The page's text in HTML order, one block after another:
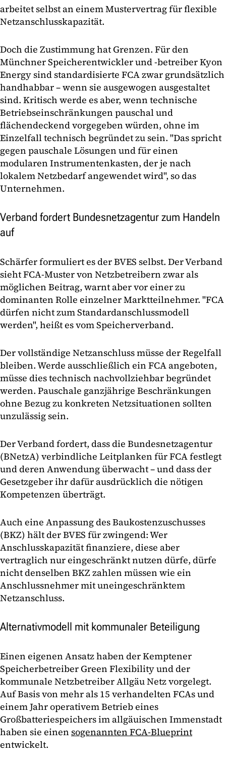
arbeitet selbst an einem Mustervertrag für flexible
Netzanschlusskapazität.
Doch die Zustimmung hat Grenzen. Für den
Münchner Speicherentwickler und -betreiber Kyon
Energy sind standardisierte FCA zwar grundsätzlich
handhabbar – wenn sie ausgewogen ausgestaltet
sind. Kritisch werde es aber, wenn technische
Betriebseinschränkungen pauschal und
flächendeckend vorgegeben würden, ohne im
Einzelfall technisch begründet zu sein. "Das spricht
gegen pauschale Lösungen und für einen
modularen Instrumentenkasten, der je nach
lokalem Netzbedarf angewendet wird", so das
Unternehmen.
Verband fordert Bundesnetzagentur zum Handeln
auf
Schärfer formuliert es der BVES selbst. Der Verband
sieht FCA-Muster von Netzbetreibern zwar als
möglichen Beitrag, warnt aber vor einer zu
dominanten Rolle einzelner Marktteilnehmer. "FCA
dürfen nicht zum Standardanschlussmodell
werden", heißt es vom Speicherverband.
Der vollständige Netzanschluss müsse der Regelfall
bleiben. Werde ausschließlich ein FCA angeboten,
müsse dies technisch nachvollziehbar begründet
werden. Pauschale ganzjährige Beschränkungen
ohne Bezug zu konkreten Netzsituationen sollten
unzulässig sein.
Der Verband fordert, dass die Bundesnetzagentur
(BNetzA) verbindliche Leitplanken für FCA festlegt
und deren Anwendung überwacht – und dass der
Gesetzgeber ihr dafür ausdrücklich die nötigen
Kompetenzen überträgt.
Auch eine Anpassung des Baukostenzuschusses
(BKZ) hält der BVES für zwingend: Wer
Anschlusskapazität finanziere, diese aber
vertraglich nur eingeschränkt nutzen dürfe, dürfe
nicht denselben BKZ zahlen müssen wie ein
Anschlussnehmer mit uneingeschränktem
Netzanschluss.
Alternativmodell mit kommunaler Beteiligung
Einen eigenen Ansatz haben der Kemptener
Speicherbetreiber Green Flexibility und der
kommunale Netzbetreiber Allgäu Netz vorgelegt.
Auf Basis von mehr als 15 verhandelten FCAs und
einem Jahr operativem Betrieb eines
Großbatteriespeichers im allgäuischen Immenstadt
haben sie einen sogenannten FCA-Blueprint
entwickelt.